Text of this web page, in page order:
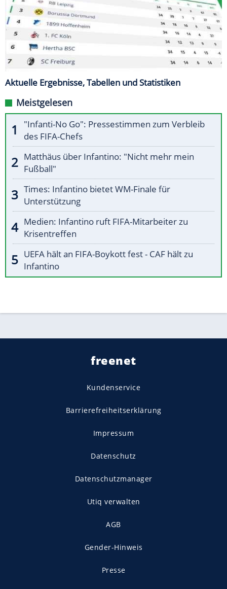
Aktuelle Ergebnisse, Tabellen und Statistiken
Meistgelesen
"Infanti-No Go": Pressestimmen zum Verbleib
des FIFA-Chefs
Matthäus über Infantino: "Nicht mehr mein
Fußball"
Times: Infantino bietet WM-Finale für
Unterstützung
Medien: Infantino ruft FIFA-Mitarbeiter zu
Krisentreffen
UEFA hält an FIFA-Boykott fest - CAF hält zu
Infantino
freenet
Kundenservice
Barrierefreiheitserklärung
Impressum
Datenschutz
Datenschutzmanager
Utiq verwalten
AGB
Gender-Hinweis
Presse